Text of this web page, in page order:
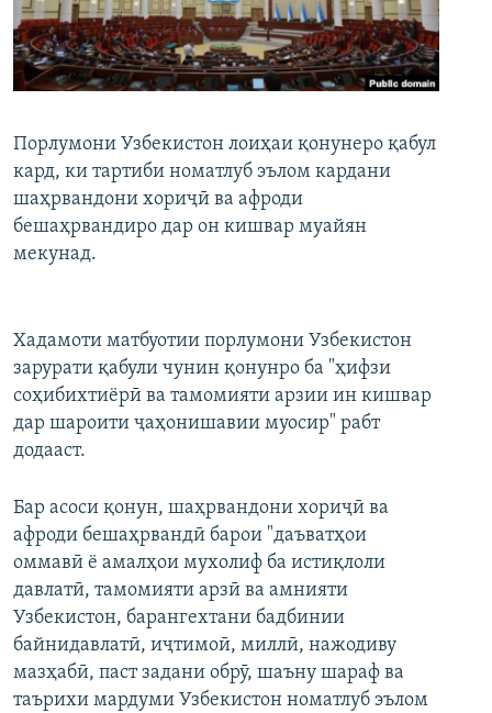
ГУЗОРИШҲОИ РАДИОӢ
Русский
Ҳамаи сомонаҳои RFE/RL
Порлумони Узбекистон лоиҳаи қонунеро қабул
кард, ки тартиби номатлуб эълом кардани
шаҳрвандони хориҷӣ ва афроди
бешаҳрвандиро дар он кишвар муайян
мекунад.
Хадамоти матбуотии порлумони Узбекистон
зарурати қабули чунин қонунро ба "ҳифзи
соҳибихтиёрӣ ва тамомияти арзии ин кишвар
дар шароити ҷаҳонишавии муосир" рабт
додааст.
Бар асоси қонун, шаҳрвандони хориҷӣ ва
афроди бешаҳрвандӣ барои "даъватҳои
оммавӣ ё амалҳои мухолиф ба истиқлоли
давлатӣ, тамомияти арзӣ ва амнияти
Узбекистон, барангехтани бадбинии
байнидавлатӣ, иҷтимоӣ, миллӣ, нажодиву
мазҳабӣ, паст задани обрӯ, шаъну шараф ва
таърихи мардуми Узбекистон номатлуб эълом